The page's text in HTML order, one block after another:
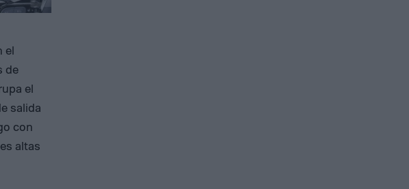
el
de
el
salida
con
altas